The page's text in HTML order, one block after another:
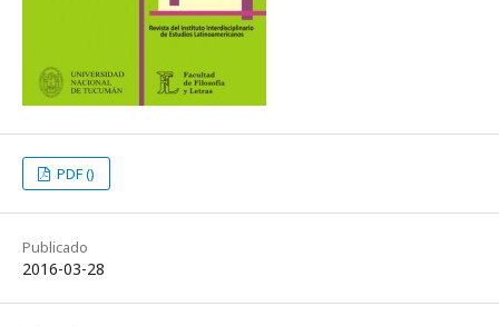
PDF ()
Publicado
2016-03-28